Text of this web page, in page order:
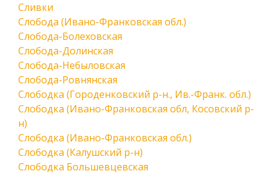
Сливки
Слобода (Ивано-Франковская обл.)
Слобода-Болеховская
Слобода-Долинская
Слобода-Небыловская
Слобода-Ровнянская
Слободка (Городенковский р-н., Ив.-Франк. обл.)
Слободка (Ивано-Франковская обл, Косовский р-
н)
Слободка (Ивано-Франковская обл.)
Слободка (Калушский р-н)
Слободка Большевцевская